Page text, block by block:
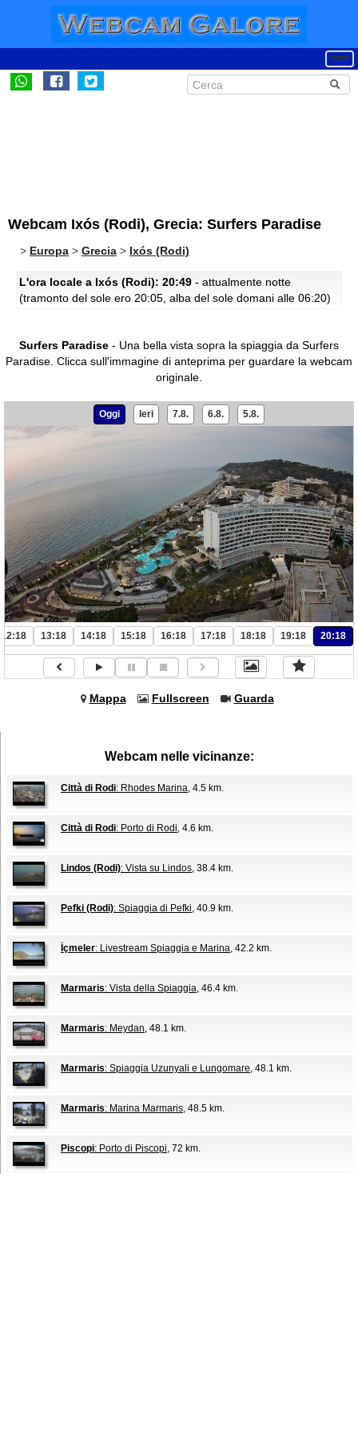
Webcam Ixós (Rodi), Grecia: Surfers Paradise
> Europa > Grecia > Ixós (Rodi)
L'ora locale a Ixós (Rodi): 20:49 - attualmente notte
(tramonto del sole ero 20:05, alba del sole domani alle 06:20)
Surfers Paradise - Una bella vista sopra la spiaggia da Surfers
Paradise. Clicca sull'immagine di anteprima per guardare la webcam
originale.
Oggi Ieri 7.8. 6.8. 5.8.
12:18 13:18 14:18 15:18 16:18 17:18 18:18 19:18 20:18
Mappa Fullscreen Guarda
Webcam nelle vicinanze:
Città di Rodi: Rhodes Marina, 4.5 km.
Città di Rodi: Porto di Rodi, 4.6 km.
Lindos (Rodi): Vista su Lindos, 38.4 km.
Pefki (Rodi): Spiaggia di Pefki, 40.9 km.
İçmeler: Livestream Spiaggia e Marina, 42.2 km.
Marmaris: Vista della Spiaggia, 46.4 km.
Marmaris: Meydan, 48.1 km.
Marmaris: Spiaggia Uzunyali e Lungomare, 48.1 km.
Marmaris: Marina Marmaris, 48.5 km.
Piscopi: Porto di Piscopi, 72 km.